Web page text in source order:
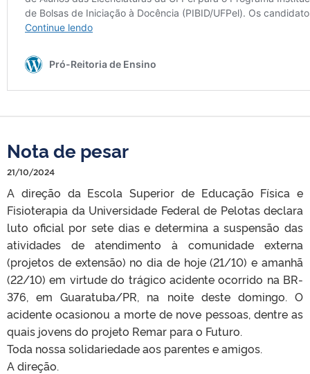
Nota de pesar
21/10/2024
A direção da Escola Superior de Educação Física e
Fisioterapia da Universidade Federal de Pelotas declara
luto oficial por sete dias e determina a suspensão das
atividades de atendimento à comunidade externa
(projetos de extensão) no dia de hoje (21/10) e amanhã
(22/10) em virtude do trágico acidente ocorrido na BR-
376, em Guaratuba/PR, na noite deste domingo. O
acidente ocasionou a morte de nove pessoas, dentre as
quais jovens do projeto Remar para o Futuro.
Toda nossa solidariedade aos parentes e amigos.
A direção.